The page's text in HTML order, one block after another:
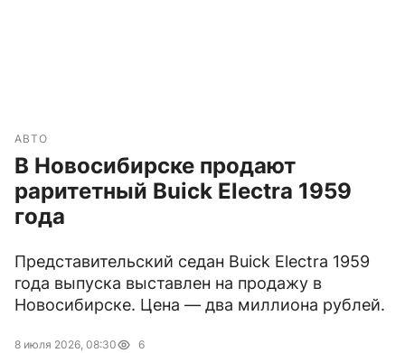
АВТО
В Новосибирске продают
раритетный Buick Electra 1959
года
Представительский седан Buick Electra 1959
года выпуска выставлен на продажу в
Новосибирске. Цена — два миллиона рублей.
8 июля 2026, 08:30 6